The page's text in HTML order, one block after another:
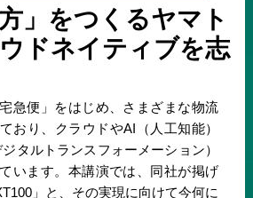
」をつくるヤマト
ドネイティブを志
急便」をはじめ、さまざまな物流
おり、クラウドやAI（人工知能）
タルトランスフォーメーション）
います。本講演では、同社が掲げ
」と、その実現に向けて今何に